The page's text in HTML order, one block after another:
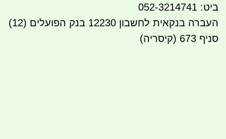
ביט: 052-3214741
העברה בנקאית לחשבון 12230 בנק הפועלים (12)
סניף 673 (קיסריה)